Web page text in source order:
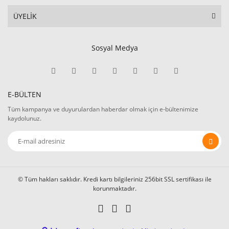
ÜYELİK
Sosyal Medya
E-BÜLTEN
Tüm kampanya ve duyurulardan haberdar olmak için e-bültenimize
kaydolunuz.
© Tüm hakları saklıdır. Kredi kartı bilgileriniz 256bit SSL sertifikası ile
korunmaktadır.